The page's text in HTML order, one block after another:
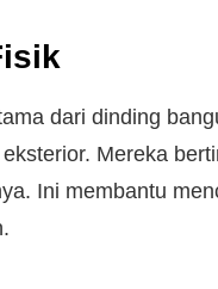
dari dinding
Mereka
Ini membantu